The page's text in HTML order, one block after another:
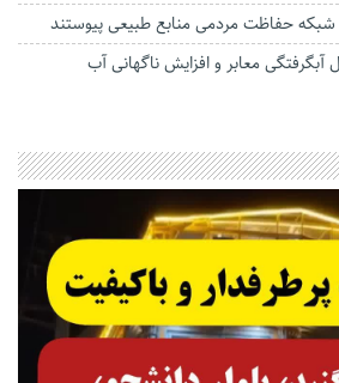
معابر و افزایش ناگهانی آب